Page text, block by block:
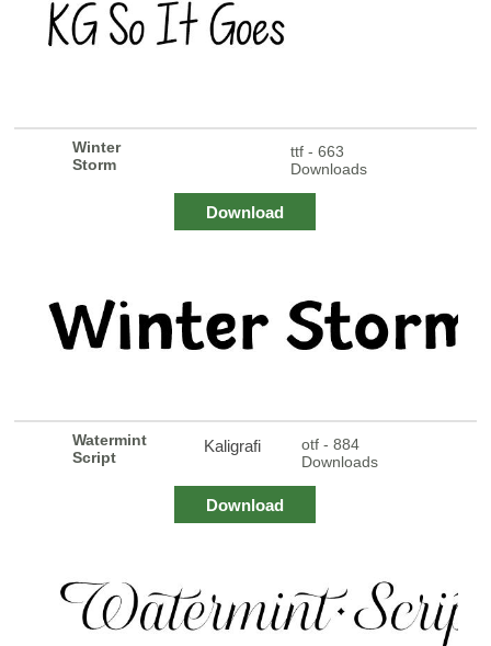
Winter
Storm
ttf - 663
Downloads
Download
Watermint
Script
Kaligrafi
otf - 884
Downloads
Download